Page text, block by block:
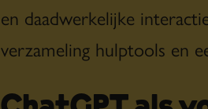
en daadwerkelijke
verzameling hulptools en